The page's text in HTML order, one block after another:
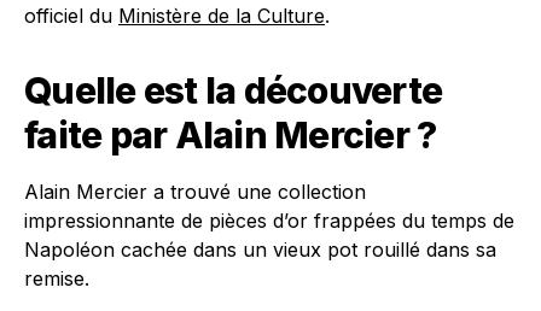
officiel du Ministère de la Culture.
Quelle est la découverte
faite par Alain Mercier ?
Alain Mercier a trouvé une collection
impressionnante de pièces d’or frappées du temps de
Napoléon cachée dans un vieux pot rouillé dans sa
remise.